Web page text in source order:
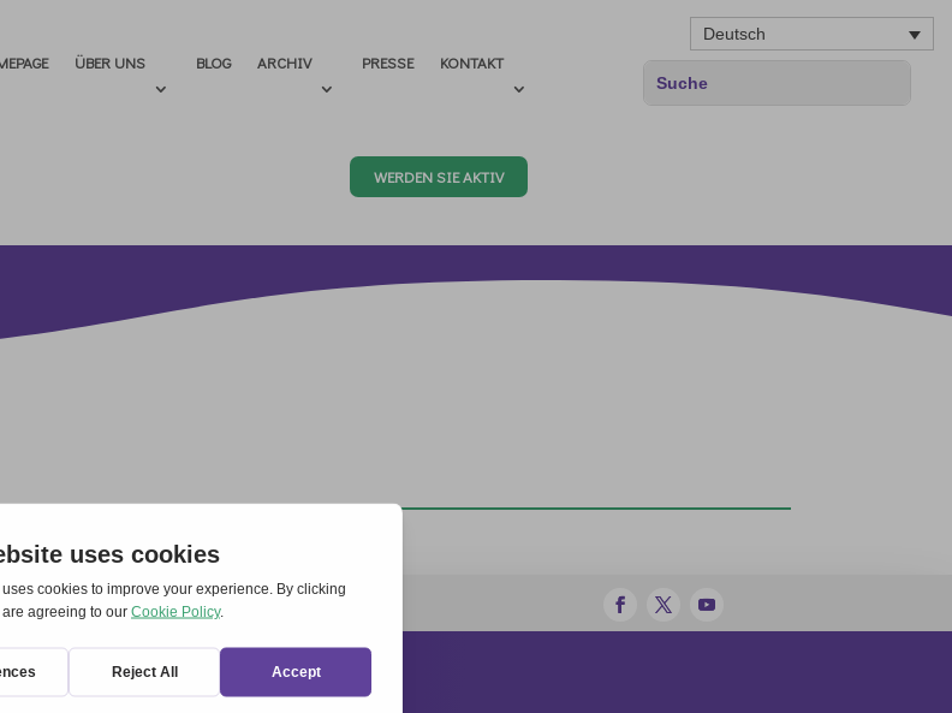
Deutsch
ÜBER UNS BLOG ARCHIV PRESSE KONTAKT
WERDEN SIE AKTIV
CONTATTI ATTÌVATI